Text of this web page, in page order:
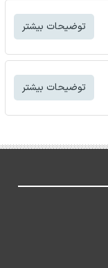
توضیحات بیشتر
توضیحات بیشتر